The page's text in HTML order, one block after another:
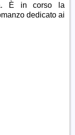
È in corso la
dedicato ai